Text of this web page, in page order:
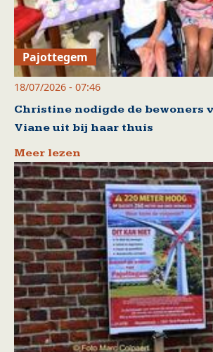
Pajottegem
18/07/2026 - 07:46
Christine nodigde de bewoners
Viane uit bij haar thuis
Meer lezen